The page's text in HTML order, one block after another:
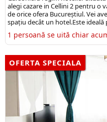
alegi cazare in Cellini 2 pentru o
de orice ofera Bucureștiul. Vei
spațiu decât un hotel.Este
1 persoană se uită chiar
OFERTA SPECIALA